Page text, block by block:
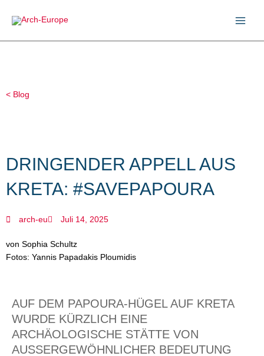
Inhalt
< Blog
DRINGENDER APPELL AUS
KRETA: #SAVEPAPOURA
arch-eu Juli 14, 2025
von Sophia Schultz
Fotos: Yannis Papadakis Ploumidis
AUF DEM PAPOURA-HÜGEL AUF KRETA
WURDE KÜRZLICH EINE
ARCHÄOLOGISCHE STÄTTE VON
AUSSERGEWÖHNLICHER BEDEUTUNG E